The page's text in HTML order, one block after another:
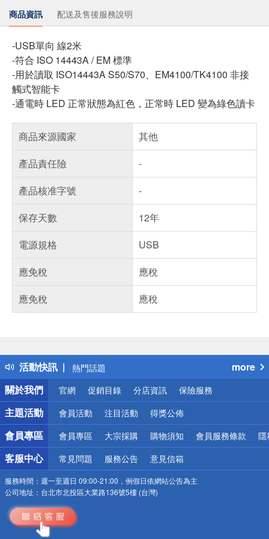
商品資訊 配送及售後服務說明
-USB單向 線2米
-符合 ISO 14443A / EM 標準
-用於讀取 ISO14443A S50/S70、EM4100/TK4100 非接
觸式智能卡
-通電時 LED 正常狀態為紅色，正常時 LED 變為綠色讀卡
商品來源國家
其他
產品責任險
-
產品核准字號
-
保存天數
12年
電源規格
USB
應免稅
應稅
應免稅
應稅
活動快訊
得獎公告
熱門話題
銀行優惠
偏遠地區配送
詐騙網頁！請小心！
more
關於我們
官網 促銷目錄 分店資訊 保險服務
主題活動 會員活動 注目活動 得獎公佈
會員專區 會員專區 大宗採購 購物須知 會員服務條款 隱
客服中心 常見問題 服務公告 意見信箱
服務時間： 週一至週日 09:00-21:00，例假日依網站公告為主
公司地址： 台北市北投區大業路136號5樓 (台灣)